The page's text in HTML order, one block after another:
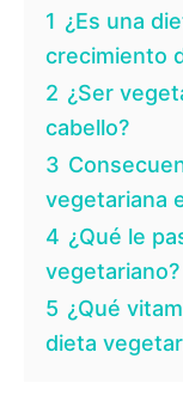
1 ¿Es una
crecimiento
2 ¿Ser
cabello?
3
vegetariana
4 ¿Qué le
vegetariano?
5 ¿Qué
dieta